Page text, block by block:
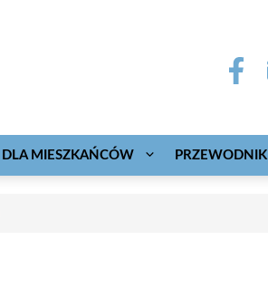
DLA MIESZKAŃCÓW PRZEWODNIK